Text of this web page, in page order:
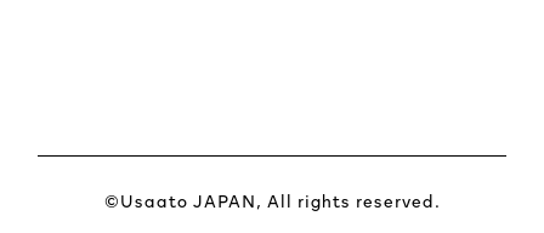
©Usaato JAPAN, All rights reserved.